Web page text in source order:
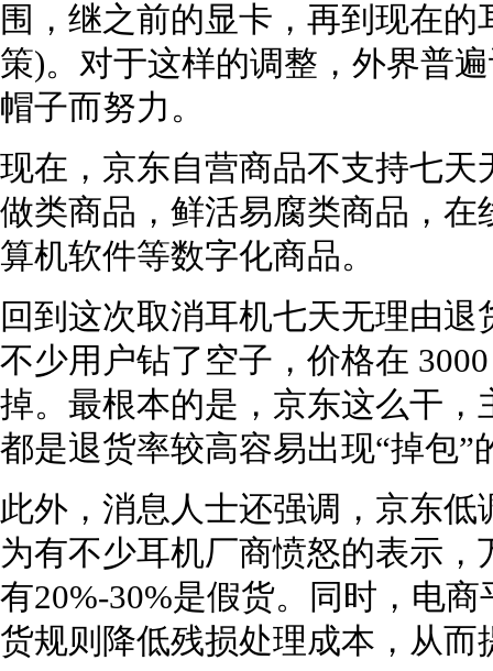
围，继之前的显卡，再到现在
策)。对于这样的调整，外界普
帽子而努力。
现在，京东自营商品不支持七
做类商品，鲜活易腐类商品，
算机软件等数字化商品。
回到这次取消耳机七天无理由
不少用户钻了空子，价格在
掉。最根本的是，京东这么干
都是退货率较高容易出现“掉包”
此外，消息人士还强调，京东
为有不少耳机厂商愤怒的表示
有20%-30%是假货。同时，电
货规则降低残损处理成本，从而